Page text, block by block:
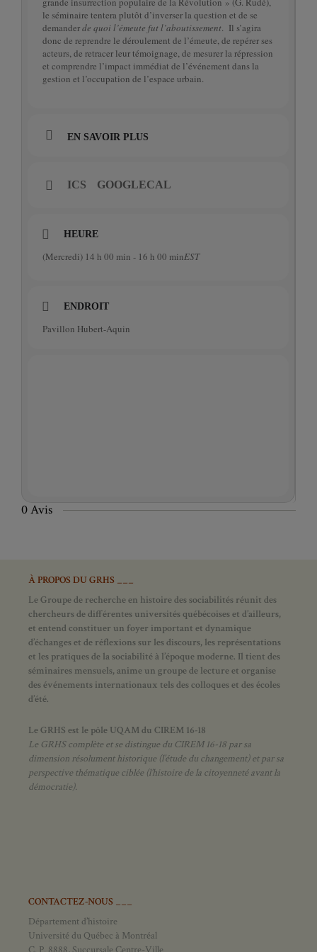
le séminaire tentera plutôt d’inverser la question et de se
demanderde quoi l’émeute fut l’aboutissement. Il s’agira
donc de reprendre le déroulement de l’émeute, de repérer ses
acteurs, de retracer leur témoignage, de mesurer la répression
et comprendre l’impact immédiat de l’événement dans la
gestion et l’occupation de l’espace urbain.
EN SAVOIR PLUS
ICS GOOGLECAL
HEURE
(Mercredi) 14 h 00 min - 16 h 00 minEST
ENDROIT
Pavillon Hubert-Aquin
0 Avis
À PROPOS DU GRHS ___
Le Groupe de recherche en histoire des sociabilités réunit des
chercheurs de différentes universités québécoises et d’ailleurs,
et entend constituer un foyer important et dynamique
d’échanges et de réflexions sur les discours, les représentations
et les pratiques de la sociabilité à l’époque moderne. Il tient des
séminaires mensuels, anime un groupe de lecture et organise
des événements internationaux tels des colloques et des écoles
d’été.
Le GRHS est le pôle UQAM du CIREM 16-18
Le GRHS complète et se distingue du CIREM 16-18 par sa
dimension résolument historique (l’étude du changement) et par sa
perspective thématique ciblée (l’histoire de la citoyenneté avant la
démocratie).
CONTACTEZ-NOUS ___
Département d’histoire
Université du Québec à Montréal